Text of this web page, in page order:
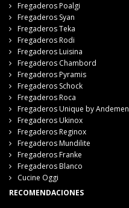
Fregaderos Poalgi
Fregaderos Syan
Fregaderos Teka
Fregaderos Rodi
Fregaderos Luisina
Fregaderos Chambord
Fregaderos Pyramis
Fregaderos Schock
Fregaderos Roca
Fregaderos Unique by Andemen
Fregaderos Ukinox
Fregaderos Reginox
Fregaderos Mundilite
Fregaderos Franke
Fregaderos Blanco
Cucine Oggi
RECOMENDACIONES